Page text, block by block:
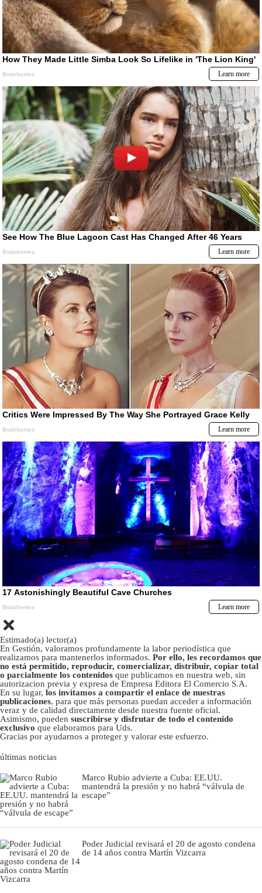
Estimado(a) lector(a)
En Gestión, valoramos profundamente la labor periodística que
realizamos para mantenerlos informados. Por ello, les recordamos que
no está permitido, reproducir, comercializar, distribuir, copiar total
o parcialmente los contenidos que publicamos en nuestra web, sin
autorizacion previa y expresa de Empresa Editora El Comercio S.A.
En su lugar, los invitamos a compartir el enlace de nuestras
publicaciones, para que más personas puedan acceder a información
veraz y de calidad directamente desde nuestra fuente oficial.
Asimismo, pueden suscribirse y disfrutar de todo el contenido
exclusivo que elaboramos para Uds.
Gracias por ayudarnos a proteger y valorar este esfuerzo.
últimas noticias
Marco Rubio advierte a Cuba: EE.UU.
mantendrá la presión y no habrá “válvula de
escape”
Poder Judicial revisará el 20 de agosto condena
de 14 años contra Martín Vizcarra